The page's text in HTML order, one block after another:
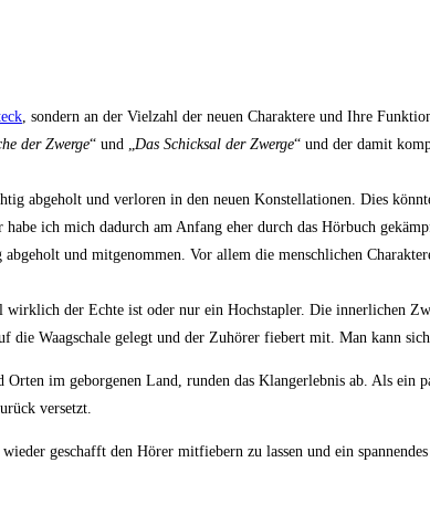
, sondern an der Vielzahl der neuen Charaktere und Ihre
der Zwerge“ und „Das Schicksal der Zwerge“ und der damit
abgeholt und verloren in den neuen Konstellationen. Dies
ich mich dadurch am Anfang eher durch das Hörbuch
und mitgenommen. Vor allem die menschlichen
der Echte ist oder nur ein Hochstapler. Die innerlichen
Waagschale gelegt und der Zuhörer fiebert mit. Man kann
Orten im geborgenen Land, runden das Klangerlebnis ab. Als ein
versetzt.
wieder geschafft den Hörer mitfiebern zu lassen und ein